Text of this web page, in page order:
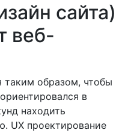
сайта)
веб-
таким образом, чтобы
в
находить
UX проектирование